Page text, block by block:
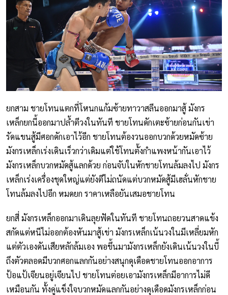
ยกสาม ชายโทนแตกที่โหนกแก้มซ้ายทาวาสลีนออกมาสู้ มังกร
เหล็กยกนี้ออกมาปล้ำตีวงในทันที ชายโทนดักเตะซ้ายก่อนกันเข่า
รัดแขนสู้มีศอกดักเอาไว้อีก ชายโทนต้องวนออกบวกด้วยหมัดซ้าย
มังกรเหล็กเร่งเดินเร็วกว่าเดิมแต่ใช้โทนตั้งกำแพงหน้ากันเอาไว้
มังกรเหล็กบวกหมัดสู้แลกด้วย ก่อนจับในหักชายโทนล้มลงไป มังกร
เหล็กเร่งเครื่องชุดใหญ่แต่ยังตีไม่ถนัดแต่บวกหมัดสู้มีเฮลั่นหักชาย
โทนล้มลงไปอีก หมดยก ราคาเหลือยันเสมอชายโทน
ยกสี่ มังกรเหล็กออกมาเดินลุยฟัดในทันที ชายโทนถอยวนสาดแข้ง
สกัดแต่หนีไม่ออกต้องหันมาสู้เข่า มังกรเหล็กเน้นวงในมีเหลี่ยมหัก
แต่ตัวเองดันเสียหลักล้มเอง พอขึ้นมามังกรเหล็กยังเดินเน้นวงในบี้
ถึงตัวตลอดมีบวกศอกแลกกันอย่างสนุกดุเดือดชายโทนออกอาการ
ป้อแป้เจียนอยู่เจียนไป ชายโทนต่อยเอามังกรเหล็กมีอาการไม่ดี
เหมือนกัน ทั้งคู่แข็งใจบวกหมัดแลกกันอย่างดุเดือดมังกรเหล็กก่อน